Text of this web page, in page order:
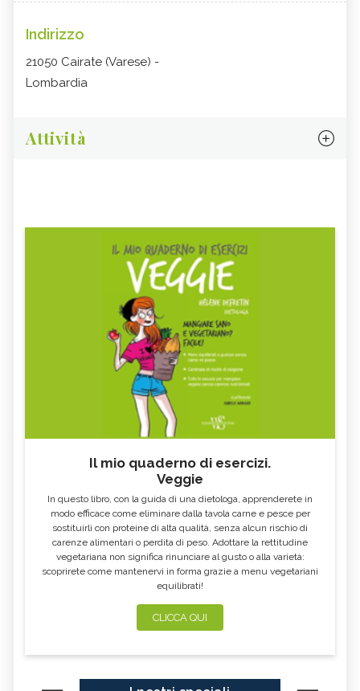
Indirizzo
21050 Cairate (Varese) -
Lombardia
Attività
Il mio quaderno di esercizi.
Veggie
In questo libro, con la guida di una dietologa, apprenderete in
modo efficace come eliminare dalla tavola carne e pesce per
sostituirli con proteine di alta qualità, senza alcun rischio di
carenze alimentari o perdita di peso. Adottare la rettitudine
vegetariana non significa rinunciare al gusto o alla varietà:
scoprirete come mantenervi in forma grazie a menu vegetariani
equilibrati!
CLICCA QUI